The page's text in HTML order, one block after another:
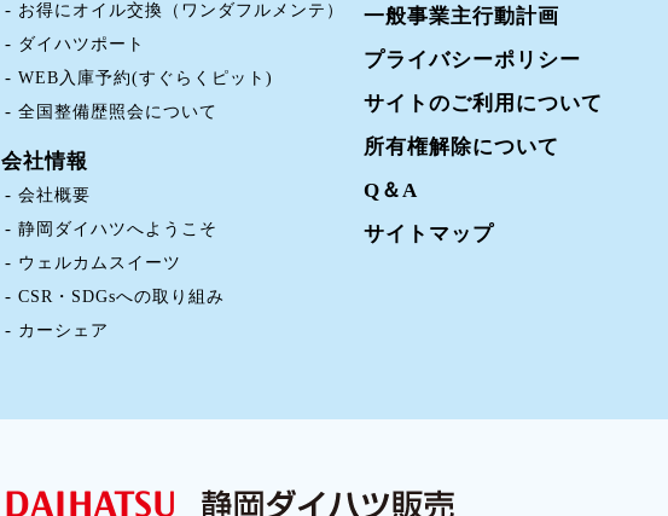
お得にオイル交換（ワンダフルメンテ）
ダイハツポート
WEB入庫予約(すぐらくピット)
全国整備歴照会について
会社情報
会社概要
静岡ダイハツへようこそ
ウェルカムスイーツ
CSR・SDGsへの取り組み
カーシェア
一般事業主行動計画
プライバシーポリシー
サイトのご利用について
所有権解除について
Q＆A
サイトマップ